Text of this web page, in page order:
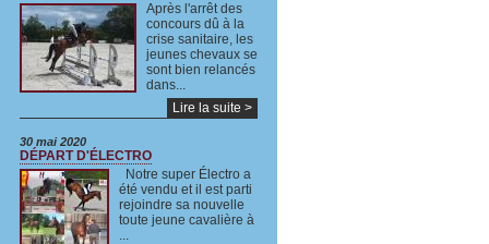
Après l'arrêt des
concours dû à la
crise sanitaire, les
jeunes chevaux se
sont bien relancés
dans...
Lire la suite >
30 mai 2020
DÉPART D'ÉLECTRO
Notre super Électro a
été vendu et il est parti
rejoindre sa nouvelle
toute jeune cavalière à
...